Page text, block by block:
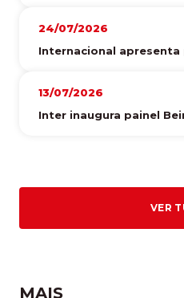
24/07/2026
Internacional
13/07/2026
Inter inaugura painel
VER
MAIS